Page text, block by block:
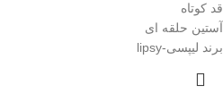
قد کوتاه
آستین حلقه ای
برند لیپسی-lipsy